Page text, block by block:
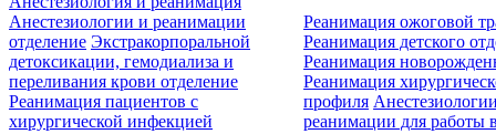
Анестезиологии и реанимации
отделение Экстракорпоральной
детоксикации, гемодиализа и
переливания крови отделение
Реанимация пациентов с
хирургической инфекцией
Реанимация ожоговой
Реанимация детского
Реанимация
Реанимация
профиля
реанимации для работы